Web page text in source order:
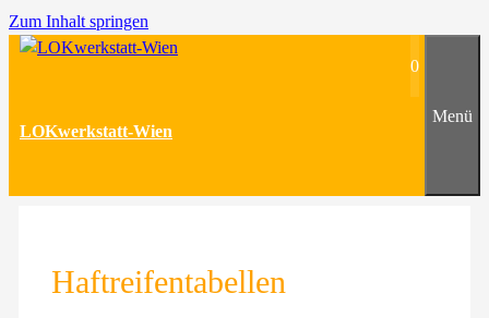
Zum Inhalt springen
LOKwerkstatt-Wien
0
Menü
Haftreifentabellen